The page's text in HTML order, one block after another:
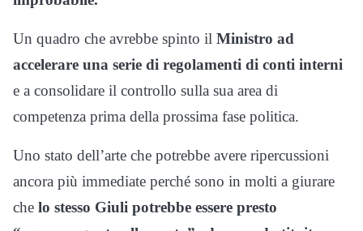
Un quadro che avrebbe spinto il Ministro ad
accelerare una serie di regolamenti di conti interni
e a consolidare il controllo sulla sua area di
competenza prima della prossima fase politica.
Uno stato dell’arte che potrebbe avere ripercussioni
ancora più immediate perché sono in molti a giurare
che lo stesso Giuli potrebbe essere presto